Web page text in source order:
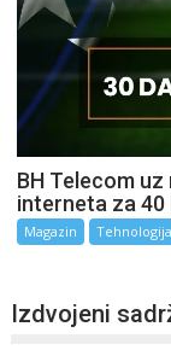
BH Telecom uz
interneta za 40
Magazin Tehnologija
Izdvojeni